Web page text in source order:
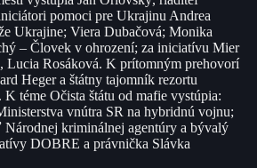
pomoci pre Ukrajinu Andrea
Ukrajine; Viera Dubačová; Monika
– Človek v ohrození; za iniciatívu Mier
Rosáková. K prítomným prehovorí
Heger a štátny tajomník rezortu
téme Očista štátu od mafie vystúpia:
vnútra SR na hybridnú vojnu;
Národnej kriminálnej agentúry a bývalý
DOBRE a právnička Slávka